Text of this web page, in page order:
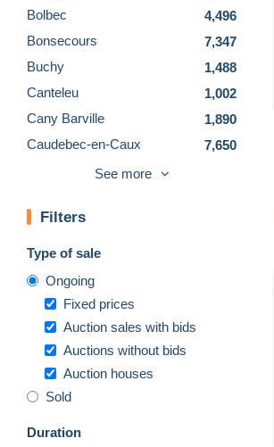
Bolbec
4,496
Bonsecours
7,347
Buchy
1,488
Canteleu
1,002
Cany Barville
1,890
Caudebec-en-Caux
7,650
Caudebec-lès-Elbeuf
Criel sur Mer
Criquetot l'Esneval
Darnétal
Dieppe
Duclair
Elbeuf
Envermeu
Etretat
Eu
See more
Filters
Type of sale
Ongoing
Fixed prices
Auction sales with bids
Auctions without bids
Auction houses
Sold
Duration